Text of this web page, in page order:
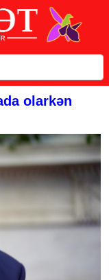
olarkən